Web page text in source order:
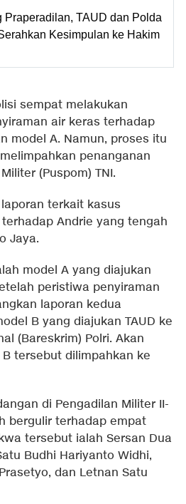
Praperadilan, TAUD dan Polda
Kesimpulan ke Hakim
sempat melakukan
air keras terhadap
model A. Namun, proses itu
penanganan
(Puspom) TNI.
terkait kasus
Andrie yang tengah
Jaya.
model A yang diajukan
peristiwa penyiraman
laporan kedua
B yang diajukan TAUD ke
(Bareskrim) Polri. Akan
tersebut dilimpahkan ke
di Pengadilan Militer II-
bergulir terhadap empat
tersebut ialah Sersan Dua
Budhi Hariyanto Widhi,
dan Letnan Satu